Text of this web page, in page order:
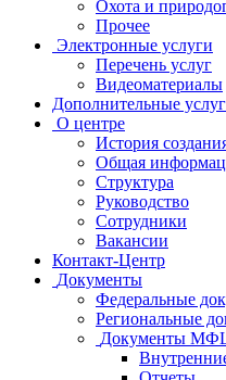
Охота и
Прочее
Электронные услуги
Перечень услуг
Видеоматериалы
Дополнительные
О центре
История
Общая
Структура
Руководство
Сотрудники
Вакансии
Контакт-Центр
Документы
Федеральные
Региональные
Документы